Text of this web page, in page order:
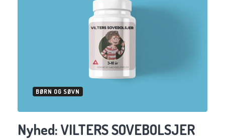
BØRN OG SØVN
Nyhed: VILTERS SOVEBOLSJER